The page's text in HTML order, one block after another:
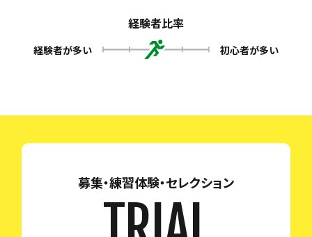
経験者比率
経験者が多い 初心者が多い
募集・練習体験・セレクション